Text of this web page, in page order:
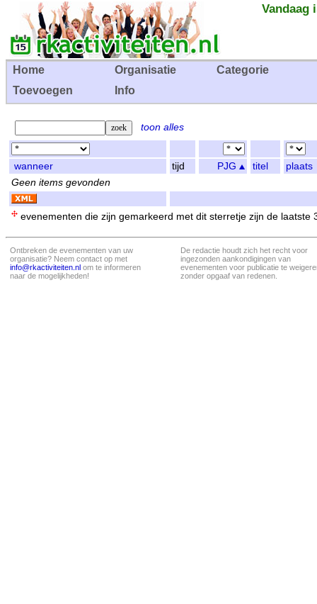
Vandaag
Home Organisatie
Categorie
Toevoegen
Info
toon alles
wanneer tijd PJG titel
plaats
Geen items gevonden
evenementen die zijn gemarkeerd met dit sterretje zijn de laatste
Ontbreken de evenementen van uw
organisatie? Neem contact op met
info@rkactiviteiten.nl om te informeren
naar de mogelijkheden!
De redactie houdt zich het recht voor
ingezonden aankondigingen van
evenementen voor publicatie te
zonder opgaaf van redenen.